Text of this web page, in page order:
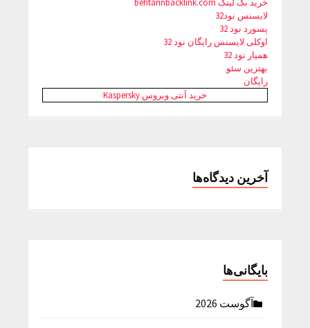
خرید بک لینک behtarinbacklink.com
لایسنس نود32
پسورد نود 32
اوکلی لایسنس رایگان نود 32
همیار نود 32
بهترین سئو
رایگان
خرید آنتی ویروس Kaspersky
آخرین دیدگاه‌ها
بایگانی‌ها
آگوست 2026